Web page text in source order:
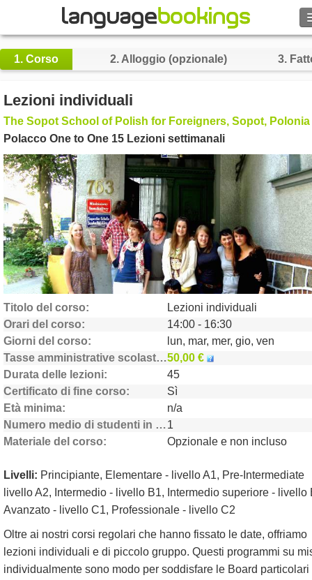
SFOGLIARE
Entra
Aiuto
Valuta €
Lingua
1. Corso 2.Alloggio (opzionale) 3.
Lezioni individuali
The Sopot School of Polish for Foreigners, Sopot, Polonia
Polacco One to One 15 Lezioni settimanali
Titolo del corso
Lezioni individuali
Orari del corso
14:00 - 16:30
Giorni del corso
lun, mar, mer, gio, ven
Tasse amministrative scolastiche50,00 €
Durata delle lezioni
45
Certificato di fine corso
Sì
Età minima
n/a
Numero medio di studenti in classe1
Materiale del corso
Opzionale e non incluso
Livelli: Principiante, Elementare - livello A1, Pre-Intermediate
livello A2, Intermedio - livello B1, Intermedio superiore - livello
Avanzato - livello C1, Professionale - livello C2
Oltre ai nostri corsi regolari che hanno fissato le date, offriamo
lezioni individuali e di piccolo gruppo. Questi programmi su
individualmente sono modo per soddisfare le Board particolari